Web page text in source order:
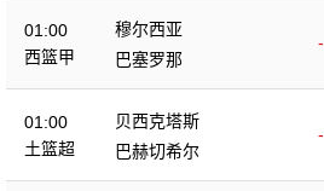
01:00
西篮甲
穆尔西亚
-
巴塞罗那
01:00
土篮超
贝西克塔斯
-
巴赫切希尔